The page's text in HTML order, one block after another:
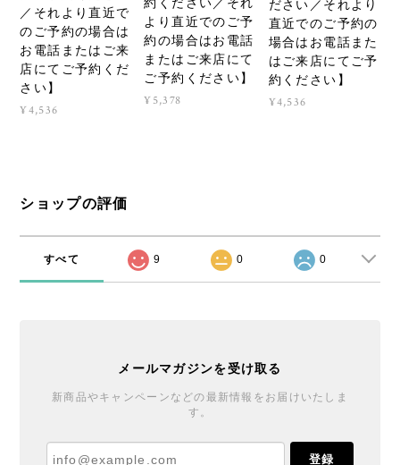
／それより直近で
のご予約の場合は
お電話またはご来
店にてご予約くだ
さい】
¥4,536
約ください／それ
より直近でのご予
約の場合はお電話
またはご来店にて
ご予約ください】
¥5,378
ださい／それより
直近でのご予約の
場合はお電話また
はご来店にてご予
約ください】
¥4,536
ショップの評価
すべて 9 0 0
メールマガジンを受け取る
新商品やキャンペーンなどの最新情報をお届けいたしま
す。
登録